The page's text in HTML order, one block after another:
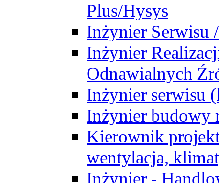
Plus/Hysys
Inżynier Serwisu
Inżynier
Odnawialnych
Inżynier serwisu
Inżynier budowy
Kierownik
wentylacja,
Inżynier -